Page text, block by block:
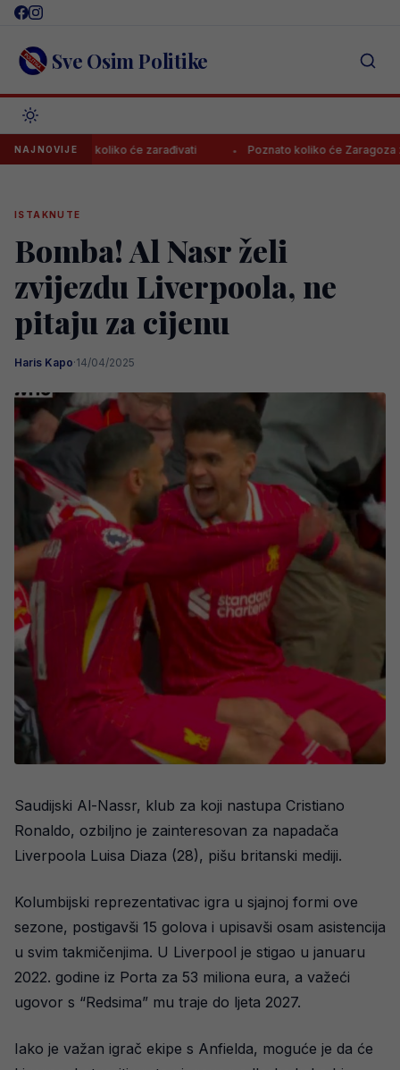
Skip
content Sve Osim Politike
NAJNOVIJE
koliko će zarađivati Poznato koliko će Zaragoza zaraditi
ISTAKNUTE
Bomba! Al Nasr želi
zvijezdu Liverpoola, ne
pitaju za cijenu
Haris Kapo·14/04/2025
Saudijski Al-Nassr, klub za koji nastupa Cristiano
Ronaldo, ozbiljno je zainteresovan za napadača
Liverpoola Luisa Diaza (28), pišu britanski mediji.
Kolumbijski reprezentativac igra u sjajnoj formi ove
sezone, postigavši 15 golova i upisavši osam asistencija
u svim takmičenjima. U Liverpool je stigao u januaru
2022. godine iz Porta za 53 miliona eura, a važeći
ugovor s “Redsima” mu traje do ljeta 2027.
Iako je važan igrač ekipe s Anfielda, moguće je da će